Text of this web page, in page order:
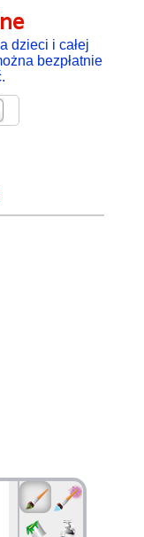
dzieci i całej
bezpłatnie